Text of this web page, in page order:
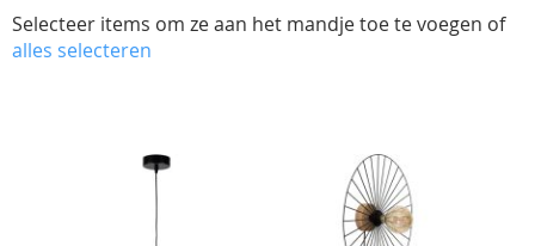
Selecteer items om ze aan het mandje toe te voegen of
alles selecteren